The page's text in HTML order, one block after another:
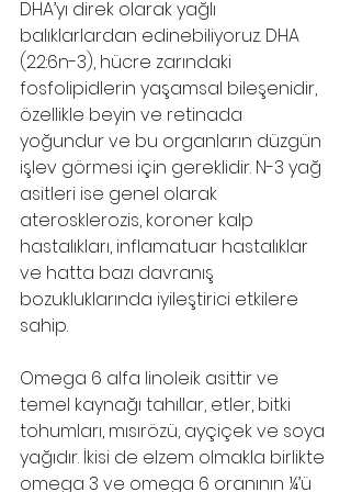
DHA’yı direk olarak yağlı
balıklarlardan edinebiliyoruz. DHA
(22:6n-3), hücre zarındaki
fosfolipidlerin yaşamsal bileşenidir,
özellikle beyin ve retinada
yoğundur ve bu organların düzgün
işlev görmesi için gereklidir. N-3 yağ
asitleri ise genel olarak
aterosklerozis, koroner kalp
hastalıkları, inflamatuar hastalıklar
ve hatta bazı davranış
bozukluklarında iyileştirici etkilere
sahip.
Omega 6 alfa linoleik asittir ve
temel kaynağı tahıllar, etler, bitki
tohumları, mısırözü, ayçiçek ve soya
yağıdır. İkisi de elzem olmakla birlikte
omega 3 ve omega 6 oranının ¼’ü